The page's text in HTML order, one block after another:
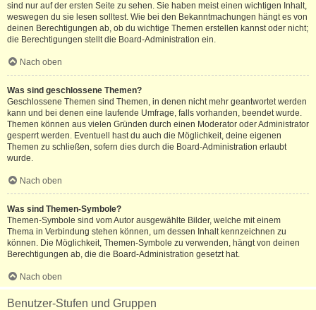
sind nur auf der ersten Seite zu sehen. Sie haben meist einen wichtigen Inhalt,
weswegen du sie lesen solltest. Wie bei den Bekanntmachungen hängt es von
deinen Berechtigungen ab, ob du wichtige Themen erstellen kannst oder nicht;
die Berechtigungen stellt die Board-Administration ein.
Nach oben
Was sind geschlossene Themen?
Geschlossene Themen sind Themen, in denen nicht mehr geantwortet werden
kann und bei denen eine laufende Umfrage, falls vorhanden, beendet wurde.
Themen können aus vielen Gründen durch einen Moderator oder Administrator
gesperrt werden. Eventuell hast du auch die Möglichkeit, deine eigenen
Themen zu schließen, sofern dies durch die Board-Administration erlaubt
wurde.
Nach oben
Was sind Themen-Symbole?
Themen-Symbole sind vom Autor ausgewählte Bilder, welche mit einem
Thema in Verbindung stehen können, um dessen Inhalt kennzeichnen zu
können. Die Möglichkeit, Themen-Symbole zu verwenden, hängt von deinen
Berechtigungen ab, die die Board-Administration gesetzt hat.
Nach oben
Benutzer-Stufen und Gruppen